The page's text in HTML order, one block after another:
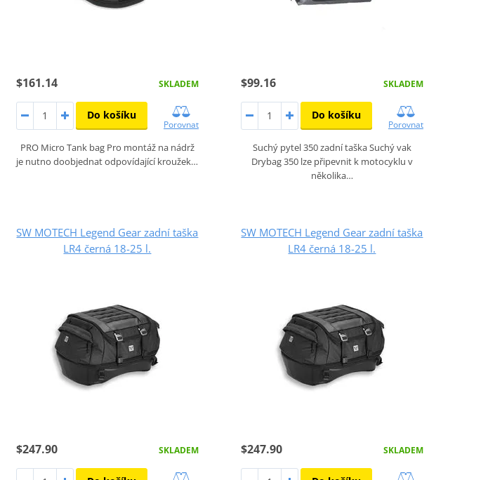
$161.14 SKLADEM
Do košíku
Porovnat
PRO Micro Tank bag Pro montáž na nádrž
je nutno doobjednat odpovídající kroužek…
$99.16 SKLADEM
Do košíku
Porovnat
Suchý pytel 350 zadní taška Suchý vak
Drybag 350 lze připevnit k motocyklu v
několika…
SW MOTECH Legend Gear zadní taška
LR4 černá 18-25 l.
$247.90 SKLADEM
SW MOTECH Legend Gear zadní taška
LR4 černá 18-25 l.
$247.90 SKLADEM